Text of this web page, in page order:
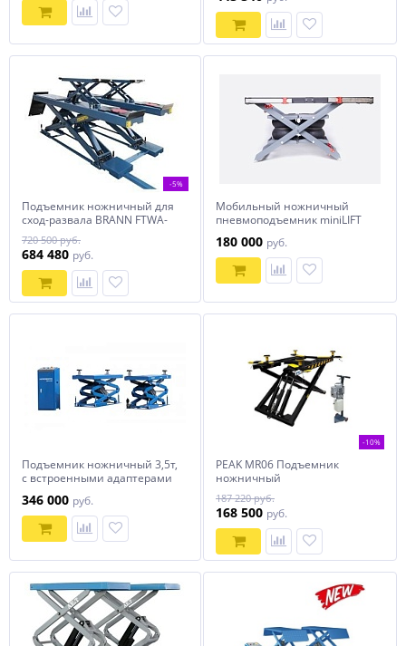
-5%
Подъемник ножничный для
сход-развала BRANN FTWA-
3,5
720 500 руб.
684 480 руб.
Мобильный ножничный
пневмоподъемник miniLIFT
180 000 руб.
Подъемник ножничный 3,5т,
с встроенными адаптерами
NORDBERG N631-3,5B
346 000 руб.
-10%
PEAK MR06 Подъемник
ножничный
электрогидравлический г/п
2,8 тонны
187 220 руб.
168 500 руб.